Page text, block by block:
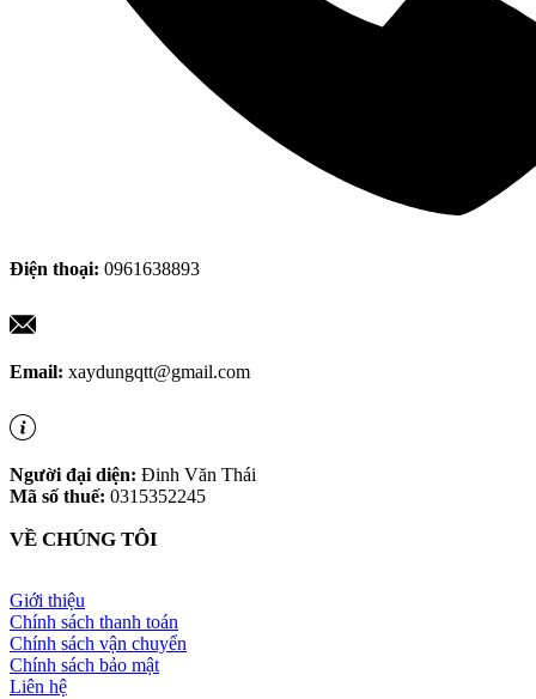
Điện thoại: 0961638893
Email: xaydungqtt@gmail.com
Người đại diện: Đinh Văn Thái
Mã số thuế: 0315352245
VỀ CHÚNG TÔI
Giới thiệu
Chính sách thanh toán
Chính sách vận chuyển
Chính sách bảo mật
Liên hệ